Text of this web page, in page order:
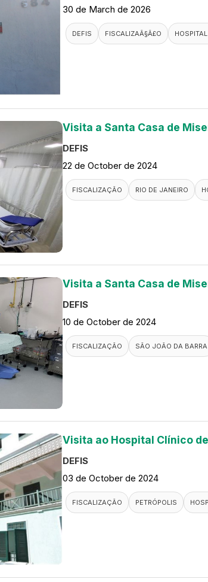
30 de March de 2026
DEFIS FISCALIZAÃ§Ã£O
Visita a Santa Casa de
DEFIS
22 de October de 2024
FISCALIZAÇÃO RIO DE JANEIRO
Visita a Santa Casa de
DEFIS
10 de October de 2024
FISCALIZAÇÃO SÃO JOÃO DA BARRA
Visita ao Hospital Clínico
DEFIS
03 de October de 2024
FISCALIZAÇÃO PETRÓPOLIS